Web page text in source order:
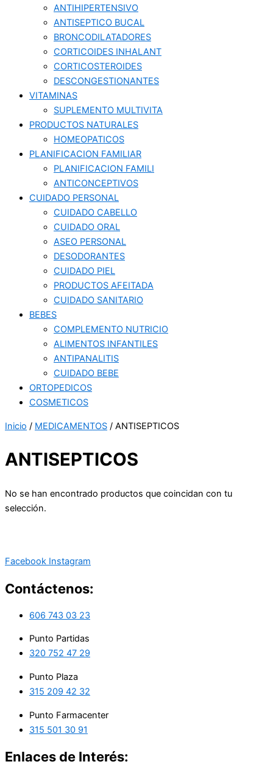
ANTIHIPERTENSIVO
ANTISEPTICO BUCAL
BRONCODILATADORES
CORTICOIDES INHALANT
CORTICOSTEROIDES
DESCONGESTIONANTES
VITAMINAS
SUPLEMENTO MULTIVITA
PRODUCTOS NATURALES
HOMEOPATICOS
PLANIFICACION FAMILIAR
PLANIFICACION FAMILI
ANTICONCEPTIVOS
CUIDADO PERSONAL
CUIDADO CABELLO
CUIDADO ORAL
ASEO PERSONAL
DESODORANTES
CUIDADO PIEL
PRODUCTOS AFEITADA
CUIDADO SANITARIO
BEBES
COMPLEMENTO NUTRICIO
ALIMENTOS INFANTILES
ANTIPANALITIS
CUIDADO BEBE
ORTOPEDICOS
COSMETICOS
Inicio / MEDICAMENTOS / ANTISEPTICOS
ANTISEPTICOS
No se han encontrado productos que coincidan con tu
selección.
Facebook Instagram
Contáctenos:
606 743 03 23
Punto Partidas
320 752 47 29
Punto Plaza
315 209 42 32
Punto Farmacenter
315 501 30 91
Enlaces de Interés: